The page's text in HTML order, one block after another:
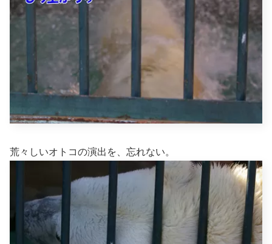
荒々しいオトコの演出を、忘れない。